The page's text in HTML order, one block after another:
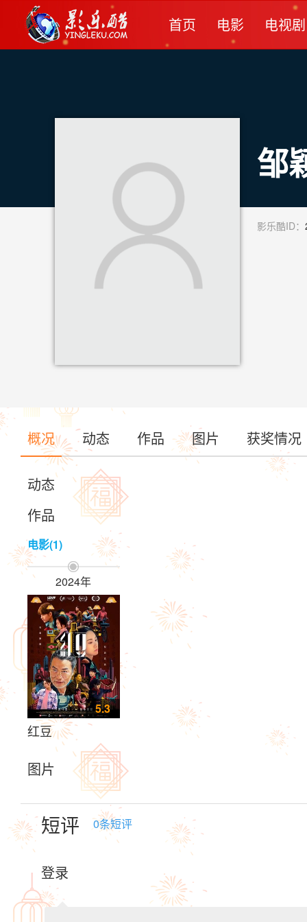
首页 电影 电视剧
邹
影乐酷ID：
概况 动态 作品 图片 获奖情况
动态
作品
电影(1)

2024年
5.3
红豆
图片
短评 0条短评
登录